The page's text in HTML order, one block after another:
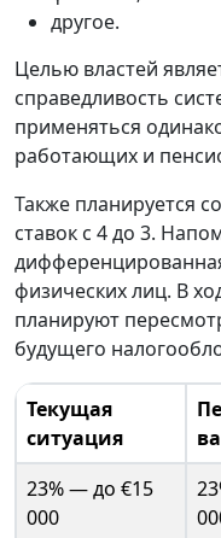
другое.
Целью властей
справедливость
применяться
работающих и
Также планируется
ставок с 4 до 3.
физических лиц. В
планируют
будущего
Текущая
ситуация
23% — до €15
000